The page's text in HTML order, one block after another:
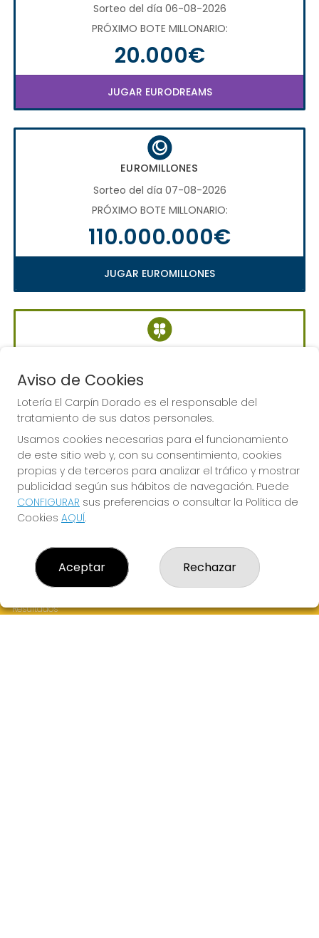
Sorteo del día 06-08-2026
PRÓXIMO BOTE MILLONARIO:
20.000€
JUGAR EURODREAMS
EUROMILLONES
Sorteo del día 07-08-2026
PRÓXIMO BOTE MILLONARIO:
110.000.000€
JUGAR EUROMILLONES
Sorteo del día 06-08-2026
700.000€
JUGAR BONOLOTO
LOTERÍA EL CARPÍN DORADO
¿Quiénes somos?
Resultados
Aviso de Cookies
Lotería El Carpín Dorado es el responsable del
tratamiento de sus datos personales.
Usamos cookies necesarias para el funcionamiento
de este sitio web y, con su consentimiento, cookies
propias y de terceros para analizar el tráfico y mostrar
publicidad según sus hábitos de navegación. Puede
CONFIGURAR sus preferencias o consultar la Política de
Cookies AQUÍ.
Aceptar Rechazar